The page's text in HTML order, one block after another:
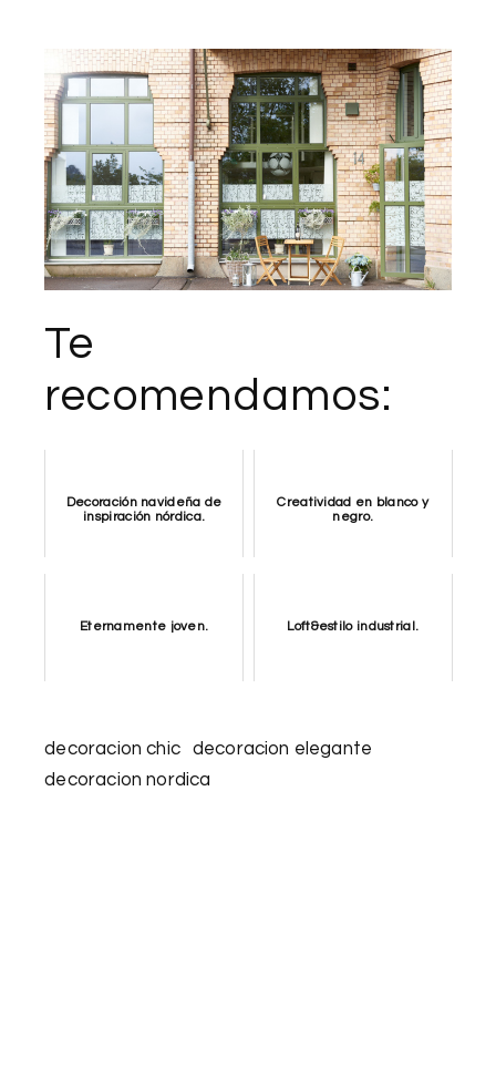
Te
recomendamos:
Decoración navideña de
inspiración nórdica.
Creatividad en blanco y
negro.
Eternamente joven. Loft&estilo industrial.
decoracion chic
decoracion elegante
decoracion nordica